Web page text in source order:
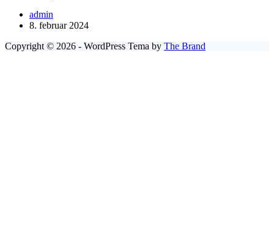
admin
8. februar 2024
Copyright © 2026 - WordPress Tema by The Brand